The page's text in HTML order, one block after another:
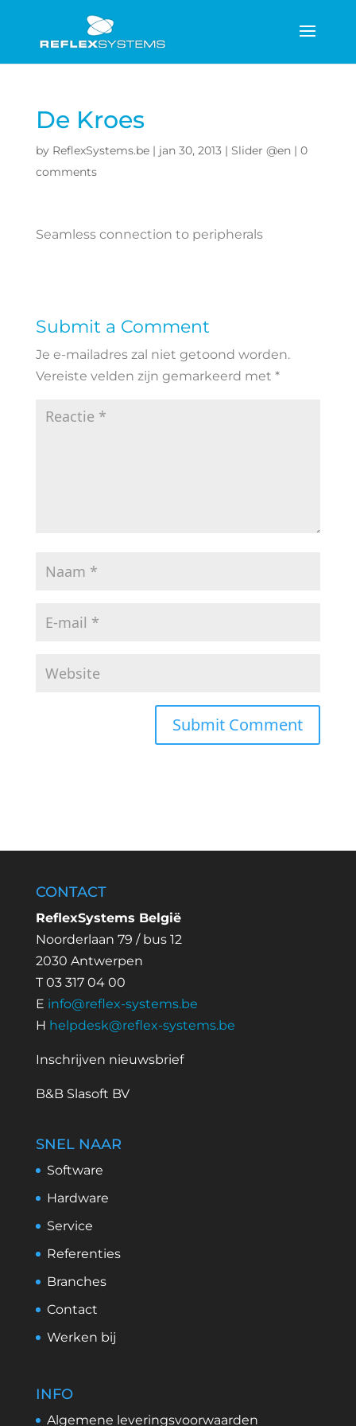
De Kroes
by ReflexSystems.be| jan 30, 2013| Slider @en| 0
comments
Seamless connection to peripherals
Submit a Comment
Je e-mailadres zal niet getoond worden.
Vereiste velden zijn gemarkeerd met *
CONTACT
ReflexSystems België
Noorderlaan 79 / bus 12
2030 Antwerpen
T 03 317 04 00
E info@reflex-systems.be
H helpdesk@reflex-systems.be
Inschrijven nieuwsbrief
B&B Slasoft BV
SNEL NAAR
Software
Hardware
Service
Referenties
Branches
Contact
Werken bij
INFO
Algemene leveringsvoorwaarden